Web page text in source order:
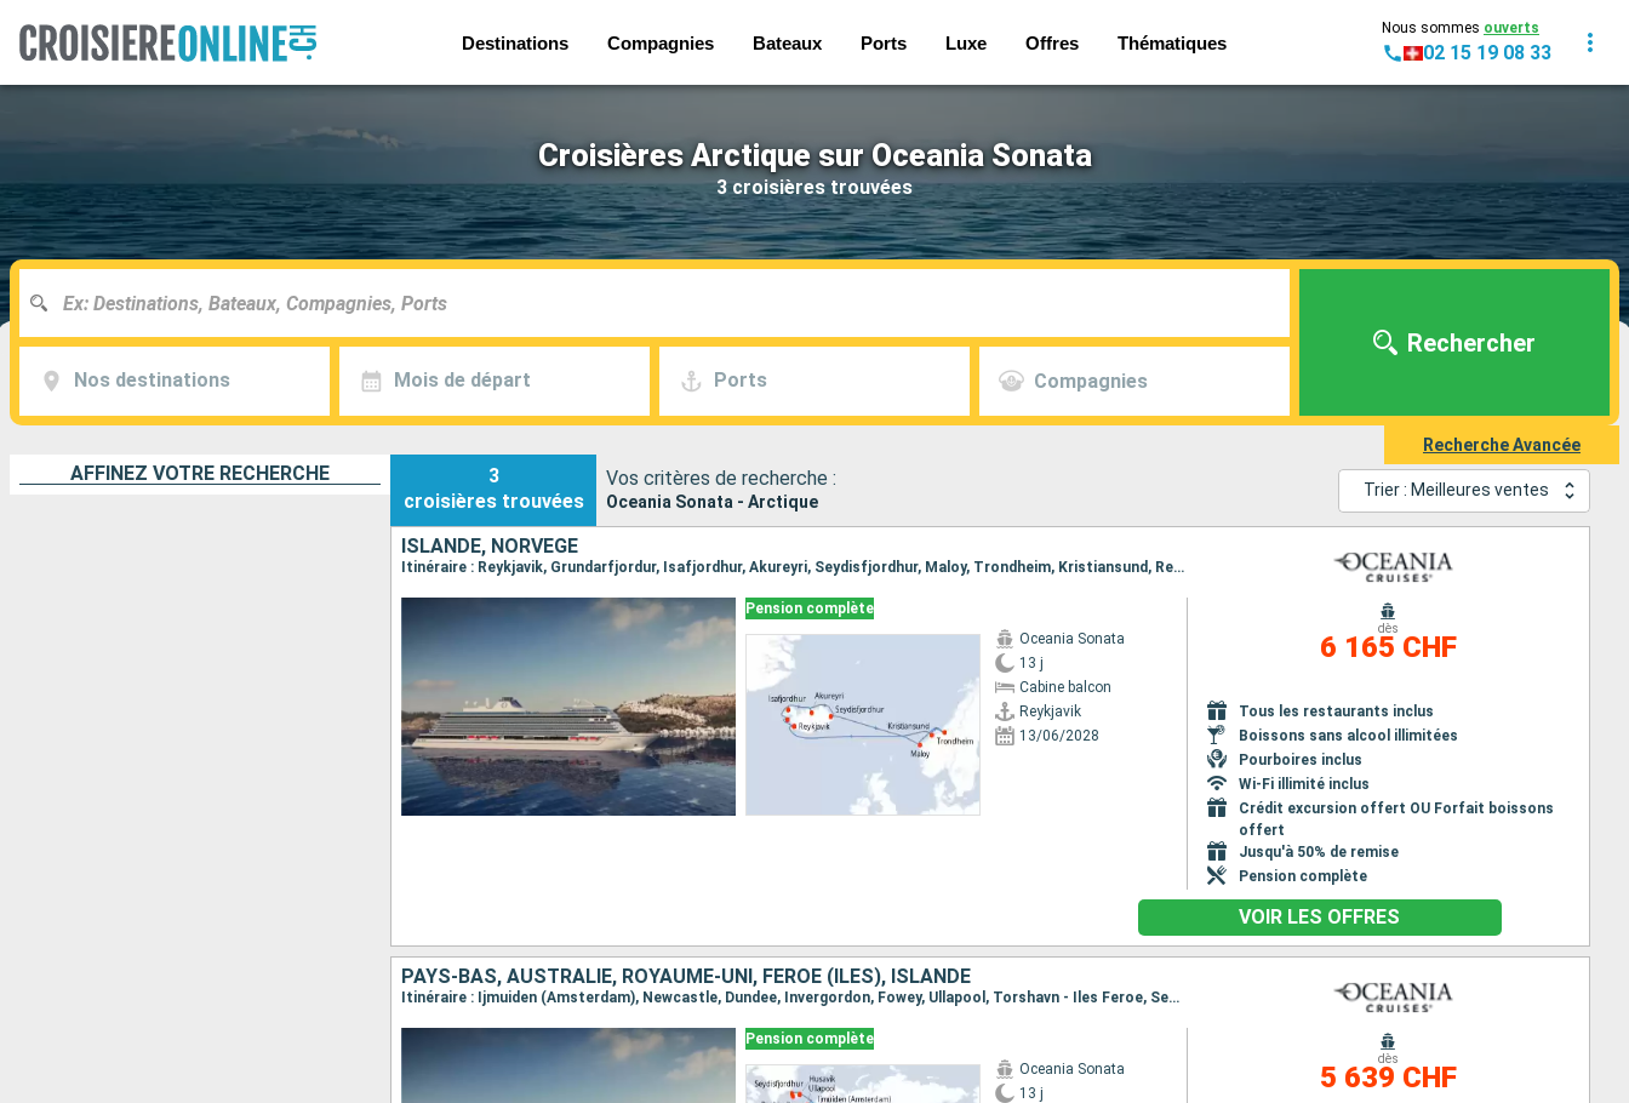
Destinations Compagnies Bateaux Ports Luxe Offres Thématiques
Nous sommes ouverts
02 15 19 08 33
Croisières Arctique sur Oceania Sonata
3 croisières trouvées
Nos destinations Mois de départ Ports Compagnies
Rechercher
Recherche Avancée
AFFINEZ VOTRE RECHERCHE
3
croisières trouvées
Vos critères de recherche :
Oceania Sonata - Arctique
Trier : Meilleures ventes
ISLANDE, NORVÈGE
Itinéraire : Reykjavik, Grundarfjordur, Isafjordhur, Akureyri, Seydisfjordhur, Maloy, Trondheim, Kristiansund, Reykjavik
Pension complète
Oceania Sonata
13 j
Cabine balcon
Reykjavik
13/06/2028
dès
6 165 CHF
Tous les restaurants inclus
Boissons sans alcool illimitées
Pourboires inclus
Wi-Fi illimité inclus
Crédit excursion offert OU Forfait boissons
offert
Jusqu'à 50% de remise
Pension complète
VOIR LES OFFRES
PAYS-BAS, AUSTRALIE, ROYAUME-UNI, FÉROÉ (ÎLES), ISLANDE
Itinéraire : Ijmuiden (Amsterdam), Newcastle, Dundee, Invergordon, Fowey, Ullapool, Torshavn - Iles Feroe, Seydisfjordhur, Husavik, Isafjordhur, Reykjavik
Pension complète
Oceania Sonata
13 j
dès
5 639 CHF